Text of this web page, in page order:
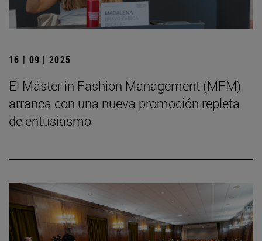
16 | 09 | 2025
El Máster in Fashion Management (MFM)
arranca con una nueva promoción repleta
de entusiasmo